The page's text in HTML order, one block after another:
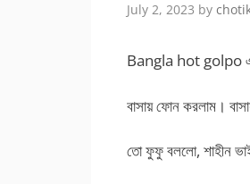
July 2, 2023 by
Bangla hot golpo এক
বাসায় ফোন করলাম।
তো ফুফু বললো, শাহীন